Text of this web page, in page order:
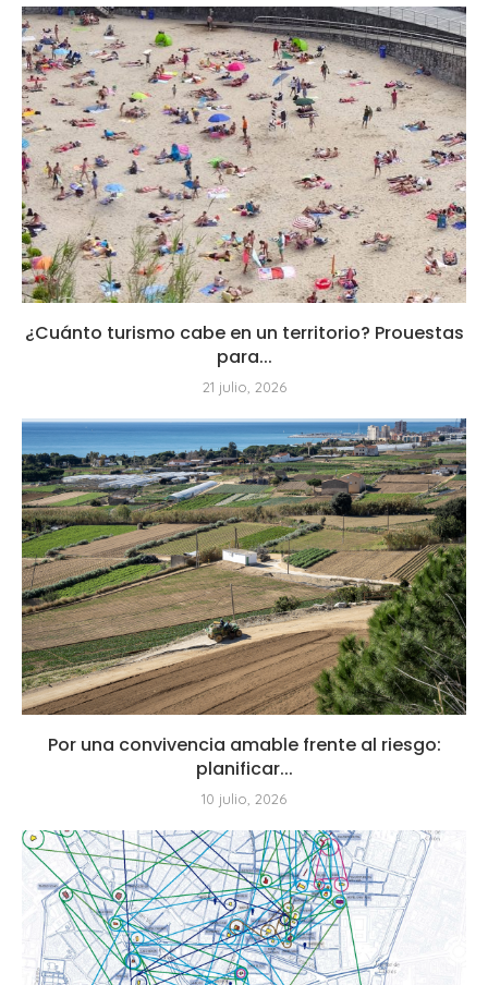
¿Cuánto turismo cabe en un territorio? Prouestas
para...
21 julio, 2026
Por una convivencia amable frente al riesgo:
planificar...
10 julio, 2026